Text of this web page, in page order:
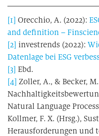
[1] Orecchio, A. (2022):
and definition –
[2] investrends (2022):
Datenlage bei ESG
[3] Ebd.
[4] Zoller, A., & Becker,
Natural Language
Kollmer, F. X. (Hrsg.),
Herausforderungen und